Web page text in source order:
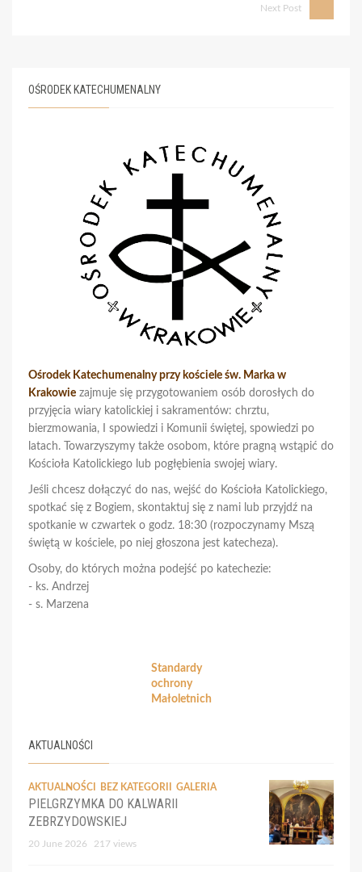
Next Post
OŚRODEK KATECHUMENALNY
Ośrodek Katechumenalny przy kościele św. Marka w
Krakowie zajmuje się przygotowaniem osób dorosłych do
przyjęcia wiary katolickiej i sakramentów: chrztu,
bierzmowania, I spowiedzi i Komunii świętej, spowiedzi po
latach. Towarzyszymy także osobom, które pragną wstąpić do
Kościoła Katolickiego lub pogłębienia swojej wiary.
Jeśli chcesz dołączyć do nas, wejść do Kościoła Katolickiego,
spotkać się z Bogiem, skontaktuj się z nami lub przyjdź na
spotkanie w czwartek o godz. 18:30 (rozpoczynamy Mszą
świętą w kościele, po niej głoszona jest katecheza).
Osoby, do których można podejść po katechezie:
- ks. Andrzej
- s. Marzena
Standardy
ochrony
Małoletnich
AKTUALNOŚCI
AKTUALNOŚCI BEZ KATEGORII GALERIA
PIELGRZYMKA DO KALWARII
ZEBRZYDOWSKIEJ
20 June 2026 217 views